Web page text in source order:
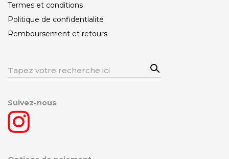
Termes et conditions
Politique de confidentialité
Remboursement et retours
Rechercher:
Sea
rch
Suivez-nous